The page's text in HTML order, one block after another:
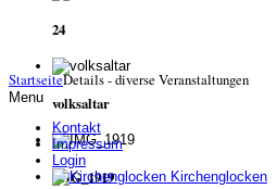
24
volksaltar
IMG_1919
StartseiteDetails - diverse Veranstaltungen
Menu
Kontakt
Impressum
Login
Kirchenglocken